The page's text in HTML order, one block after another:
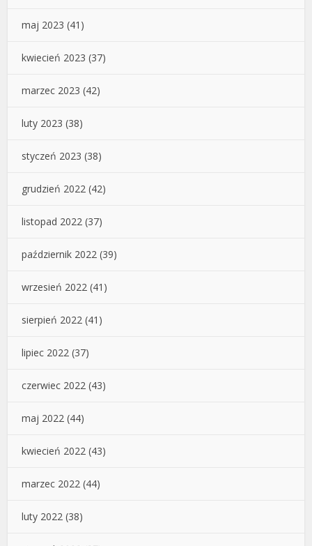
maj 2023 (41)
kwiecień 2023 (37)
marzec 2023 (42)
luty 2023 (38)
styczeń 2023 (38)
grudzień 2022 (42)
listopad 2022 (37)
październik 2022 (39)
wrzesień 2022 (41)
sierpień 2022 (41)
lipiec 2022 (37)
czerwiec 2022 (43)
maj 2022 (44)
kwiecień 2022 (43)
marzec 2022 (44)
luty 2022 (38)